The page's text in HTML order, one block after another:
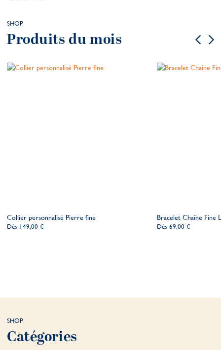
SHOP
Produits du mois
Collier personnalisé Pierre fine
Dès 149,00 €
Bracelet Chaîne Fine
Dès 69,00 €
SHOP
Catégories